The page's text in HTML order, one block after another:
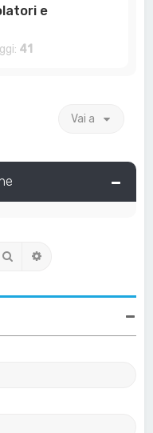
e
41
Vai a
Cerca